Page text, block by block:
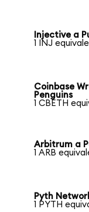
Injective a
1 INJ
Coinbase
Penguins
1 CBETH
Arbitrum a
1 ARB
Pyth
1 PYTH